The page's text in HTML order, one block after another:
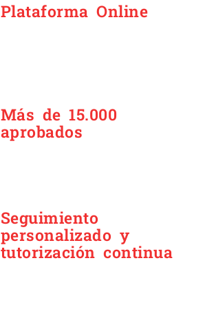
Plataforma Online
Más de 15.000
aprobados
Seguimiento
personalizado y
tutorización continua